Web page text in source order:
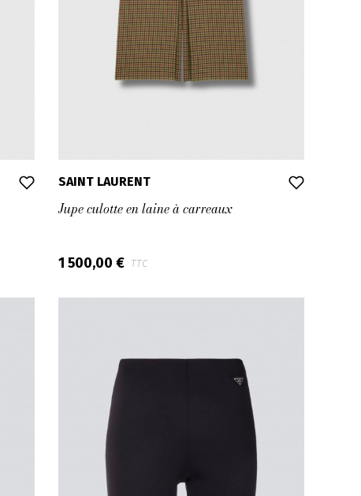
SAINT LAURENT
Jupe culotte en laine à carreaux
1 500,00 € TTC